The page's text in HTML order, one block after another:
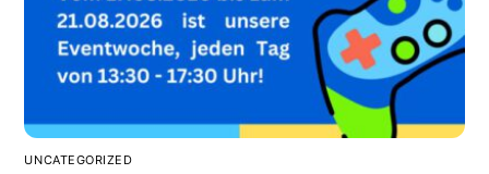
UNCATEGORIZED